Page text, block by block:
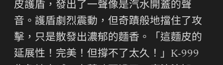
皮護盾，發出了一聲像是汽水開蓋的聲
音。護盾劇烈震動，但奇蹟般地擋住了攻
擊，只是散發出濃郁的麵香。「這麵皮的
延展性！完美！但撐不了太久！」K-999